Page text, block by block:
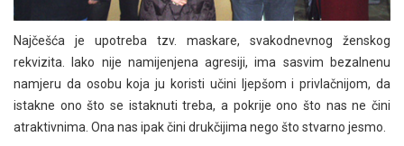
Najčešća je upotreba tzv. maskare, svakodnevnog ženskog
rekvizita. Iako nije namijenjena agresiji, ima sasvim bezalnenu
namjeru da osobu koja ju koristi učini ljepšom i privlačnijom, da
istakne ono što se istaknuti treba, a pokrije ono što nas ne čini
atraktivnima. Ona nas ipak čini drukčijima nego što stvarno jesmo.